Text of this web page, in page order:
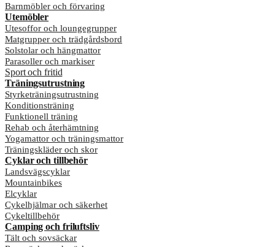
Barnmöbler och förvaring
Utemöbler
Utesoffor och loungegrupper
Matgrupper och trädgårdsbord
Solstolar och hängmattor
Parasoller och markiser
Sport och fritid
Träningsutrustning
Styrketräningsutrustning
Konditionsträning
Funktionell träning
Rehab och återhämtning
Yogamattor och träningsmattor
Träningskläder och skor
Cyklar och tillbehör
Landsvägscyklar
Mountainbikes
Elcyklar
Cykelhjälmar och säkerhet
Cykeltillbehör
Camping och friluftsliv
Tält och sovsäckar